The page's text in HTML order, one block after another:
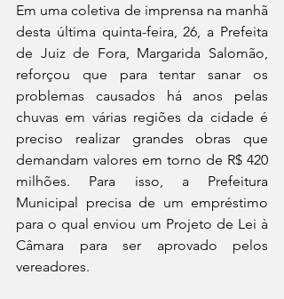
Em uma coletiva de imprensa na manhã
desta última quinta-feira, 26, a Prefeita
de Juiz de Fora, Margarida Salomão,
reforçou que para tentar sanar os
problemas causados há anos pelas
chuvas em várias regiões da cidade é
preciso realizar grandes obras que
demandam valores em torno de R$ 420
milhões. Para isso, a Prefeitura
Municipal precisa de um empréstimo
para o qual enviou um Projeto de Lei à
Câmara para ser aprovado pelos
vereadores.